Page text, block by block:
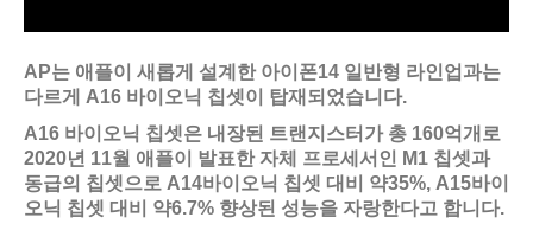
AP는 애플이 새롭게 설계한 아이폰14 일반형 라인업과는
다르게 A16 바이오닉 칩셋이 탑재되었습니다.
A16 바이오닉 칩셋은 내장된 트랜지스터가 총 160억개로
2020년 11월 애플이 발표한 자체 프로세서인 M1 칩셋과
동급의 칩셋으로 A14바이오닉 칩셋 대비 약35%, A15바이
오닉 칩셋 대비 약6.7% 향상된 성능을 자랑한다고 합니다.